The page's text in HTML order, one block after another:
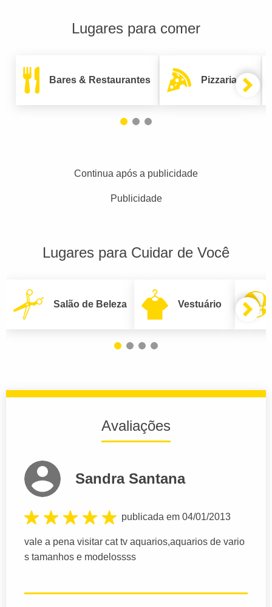
Lugares para comer
Bares & Restaurantes Pizzarias
Continua após a publicidade
Publicidade
Lugares para Cuidar de Você
Salão de Beleza Vestuário
Avaliações
Sandra Santana
publicada em 04/01/2013
vale a pena visitar cat tv aquarios,aquarios de vario
s tamanhos e modelossss